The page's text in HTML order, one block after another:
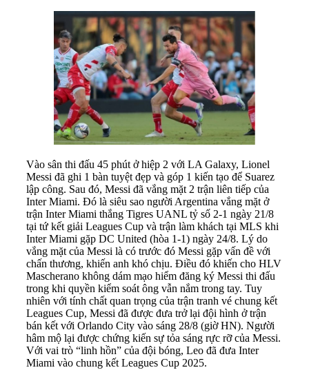
Vào sân thi đấu 45 phút ở hiệp 2 với LA Galaxy, Lionel
Messi đã ghi 1 bàn tuyệt đẹp và góp 1 kiến tạo để Suarez
lập công. Sau đó, Messi đã vắng mặt 2 trận liên tiếp của
Inter Miami. Đó là siêu sao người Argentina vắng mặt ở
trận Inter Miami thắng Tigres UANL tỷ số 2-1 ngày 21/8
tại tứ kết giải Leagues Cup và trận làm khách tại MLS khi
Inter Miami gặp DC United (hòa 1-1) ngày 24/8. Lý do
vắng mặt của Messi là có trước đó Messi gặp vấn đề với
chấn thương, khiến anh khó chịu. Điều đó khiến cho HLV
Mascherano không dám mạo hiểm đăng ký Messi thi đấu
trong khi quyền kiểm soát ông vẫn nắm trong tay. Tuy
nhiên với tính chất quan trọng của trận tranh vé chung kết
Leagues Cup, Messi đã được đưa trở lại đội hình ở trận
bán kết với Orlando City vào sáng 28/8 (giờ HN). Người
hâm mộ lại được chứng kiến sự tỏa sáng rực rỡ của Messi.
Với vai trò “linh hồn” của đội bóng, Leo đã đưa Inter
Miami vào chung kết Leagues Cup 2025.